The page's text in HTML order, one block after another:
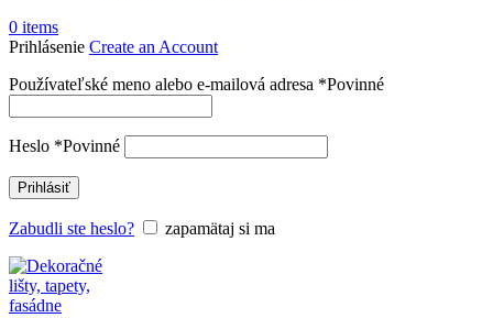
0 items
Prihlásenie Create an Account
Používateľské meno alebo e-mailová adresa *Povinné
Heslo *Povinné
Prihlásiť
Zabudli ste heslo? zapamätaj si ma